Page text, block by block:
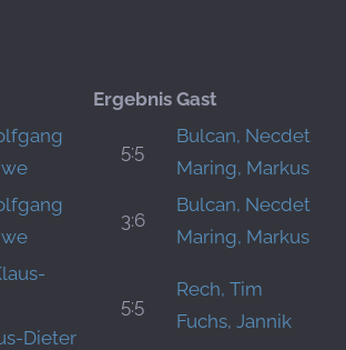
Ergebnis Gast
5:5
Bulcan, Necdet
Maring, Markus
3:6
Bulcan, Necdet
Maring, Markus
Dieter
5:5
Rech, Tim
Fuchs, Jannik